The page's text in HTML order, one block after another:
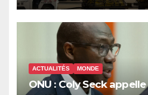
ACTUALITÉS MONDE
ONU : Coly Seck